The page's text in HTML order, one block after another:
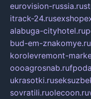
eurovision-russia.ru
itrack-24.ru
alabuga-cityhotel.ru
bud-em-znakomye.ru
korolevremont-
oooagrosnab.ru
ukrasotki.ru
sovratili.ruolecoon.ru